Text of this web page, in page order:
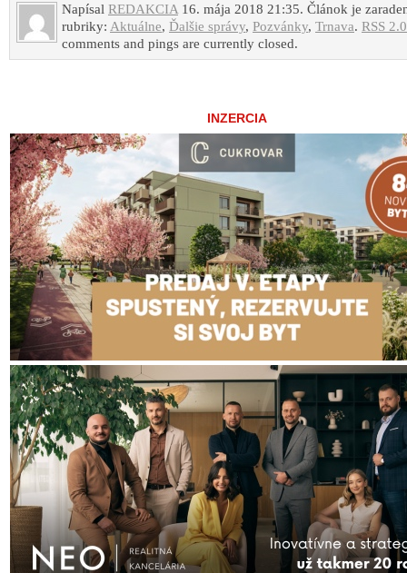
Napísal REDAKCIA16. mája 2018 21:35. Článok je
rubriky: Aktuálne, Ďalšie správy, Pozvánky, Trnava. RSS 2.0
comments and pings are currently closed.
INZERCIA